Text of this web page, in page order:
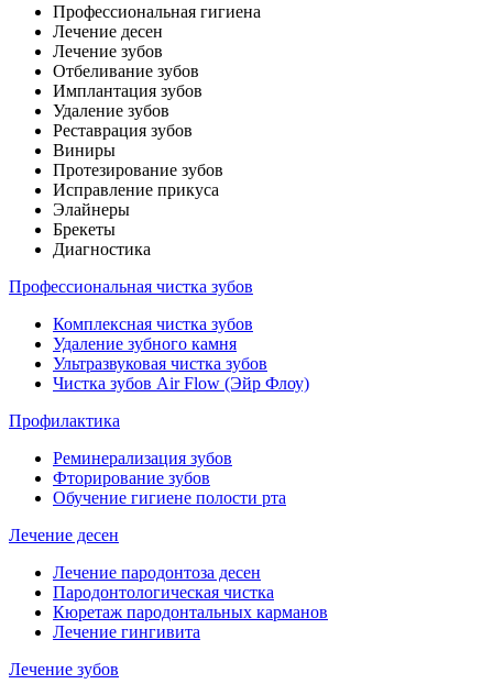
Профессиональная гигиена
Лечение десен
Лечение зубов
Отбеливание зубов
Имплантация зубов
Удаление зубов
Реставрация зубов
Виниры
Протезирование зубов
Исправление прикуса
Элайнеры
Брекеты
Диагностика
Профессиональная чистка зубов
Комплексная чистка зубов
Удаление зубного камня
Ультразвуковая чистка зубов
Чистка зубов Air Flow (Эйр Флоу)
Профилактика
Реминерализация зубов
Фторирование зубов
Обучение гигиене полости рта
Лечение десен
Лечение пародонтоза десен
Пародонтологическая чистка
Кюретаж пародонтальных карманов
Лечение гингивита
Лечение зубов